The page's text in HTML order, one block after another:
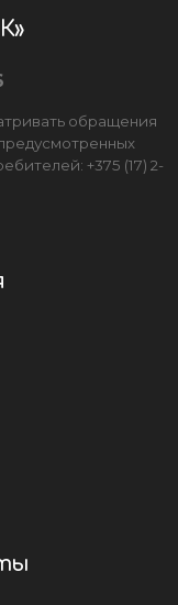
обращения
+375 (17) 2-